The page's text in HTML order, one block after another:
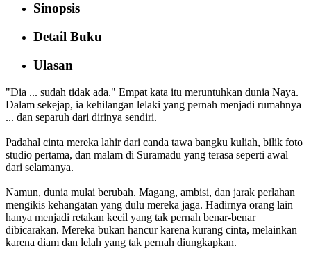
Sinopsis
Detail Buku
Ulasan
"Dia ... sudah tidak ada." Empat kata itu meruntuhkan dunia Naya.
Dalam sekejap, ia kehilangan lelaki yang pernah menjadi rumahnya
... dan separuh dari dirinya sendiri.
Padahal cinta mereka lahir dari canda tawa bangku kuliah, bilik foto
studio pertama, dan malam di Suramadu yang terasa seperti awal
dari selamanya.
Namun, dunia mulai berubah. Magang, ambisi, dan jarak perlahan
mengikis kehangatan yang dulu mereka jaga. Hadirnya orang lain
hanya menjadi retakan kecil yang tak pernah benar-benar
dibicarakan. Mereka bukan hancur karena kurang cinta, melainkan
karena diam dan lelah yang tak pernah diungkapkan.